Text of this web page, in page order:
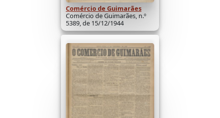
Comércio de Guimarães
Comércio de Guimarães, n.º
5389, de 15/12/1944